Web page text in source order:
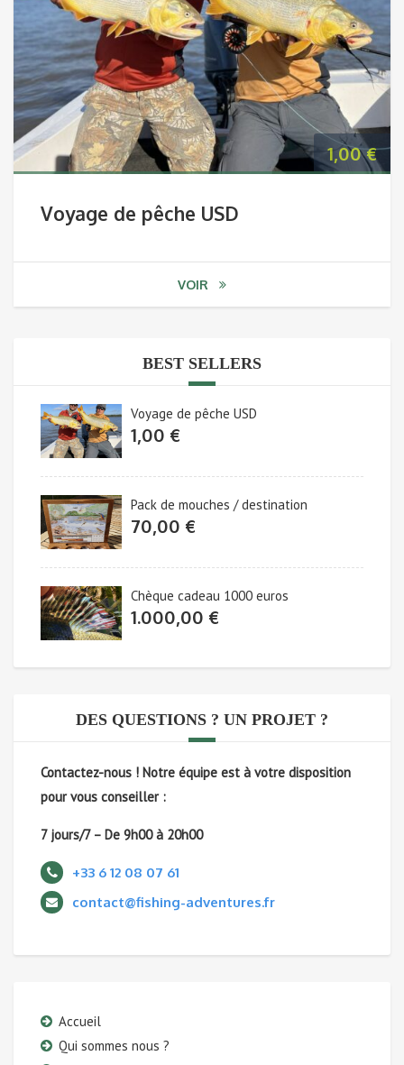
1,00€
Voyage de pêche USD
VOIR
BEST SELLERS
Voyage de pêche USD
1,00 €
Pack de mouches / destination
70,00 €
Chèque cadeau 1000 euros
1.000,00 €
DES QUESTIONS ? UN PROJET ?
Contactez-nous ! Notre équipe est à votre disposition
pour vous conseiller :
7 jours/7 – De 9h00 à 20h00
+33 6 12 08 07 61
contact@fishing-adventures.fr
Accueil
Qui sommes nous ?